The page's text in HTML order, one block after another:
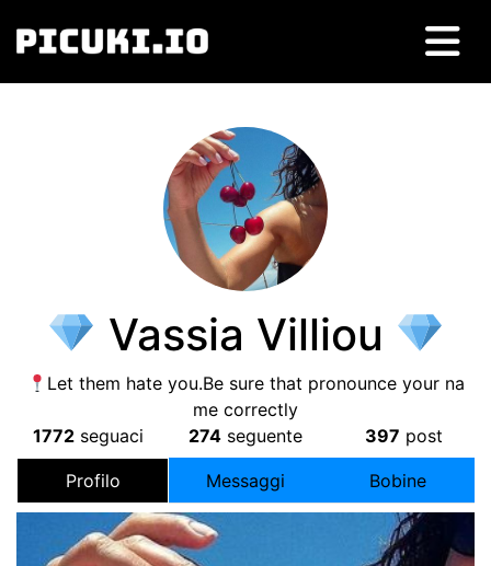
Vassia Villiou
Let them hate you.Be sure that pronounce your na
me correctly
1772seguaci 274 seguente 397 post
Profilo Messaggi Bobine